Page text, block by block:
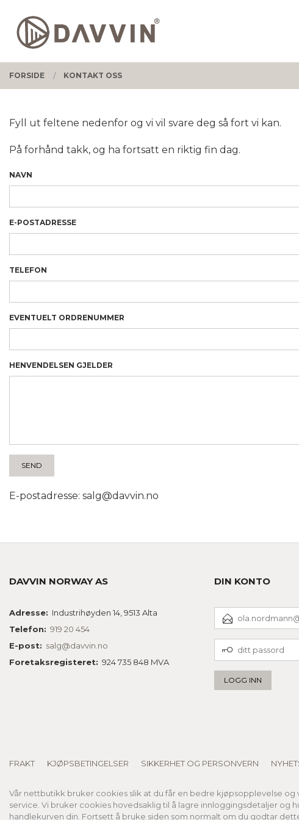
innholdet
PRODUKTER
FORSIDE KONTAKT OSS
Fyll ut feltene nedenfor og vi vil svare deg så fort vi kan.
På forhånd takk, og ha fortsatt en riktig fin dag.
NAVN
E-POSTADRESSE
TELEFON
EVENTUELT ORDRENUMMER
HENVENDELSEN GJELDER
E-postadresse: salg@davvin.no
DAVVIN NORWAY AS
Adresse: Industrihøyden 14, 9513 Alta
Telefon: 919 20 454
E-post: salg@davvin.no
Foretaksregisteret: 924 735 848 MVA
DIN KONTO
POSTADRESSE
PASSORD
FRAKT KJØPSBETINGELSER SIKKERHET OG PERSONVERN
Vår nettbutikk bruker cookies slik at du får en bedre kjøpsopplevelse og
service. Vi bruker cookies hovedsaklig til å lagre innloggingsdetaljer og
handlekurven din. Fortsett å bruke siden som normalt om du godtar